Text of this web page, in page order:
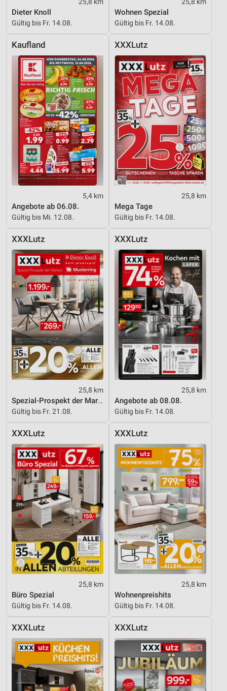
Dieter Knoll
Gültig bis Fr. 14.08.
Wohnen Spezial
Gültig bis Fr. 14.08.
Kaufland
5,4 km
Angebote ab 06.08.
Gültig bis Mi. 12.08.
XXXLutz
25,8 km
Mega Tage
Gültig bis Fr. 14.08.
XXXLutz
25,8 km
Spezial-Prospekt der Marken
Gültig bis Fr. 21.08.
XXXLutz
25,8 km
Angebote ab 08.08.
Gültig bis Fr. 14.08.
XXXLutz
25,8 km
Büro Spezial
Gültig bis Fr. 14.08.
XXXLutz
25,8 km
Wohnenpreishits
Gültig bis Fr. 14.08.
XXXLutz XXXLutz
Werbung
personalisierter Werbung
Erstellung von Profilen zur Personalisierung
von Inhalten
Verwendung von Profilen zur Auswahl
personalisierter Inhalte
Messung der Werbeleistung
Messung der Performance von Inhalten
Analyse von Zielgruppen durch Statistiken oder
Kombinationen von Daten aus verschiedenen
Quellen
Entwicklung und Verbesserung der Angebote
Verwendung reduzierter Daten zur Auswahl von
Verwendung genauer Standortdaten
Geräte anhand von aktiv angeforderten
Informationen identifizieren
Nicht-IAB-Verarbeitungszwecke:
Notwendig
Performance
Funktional